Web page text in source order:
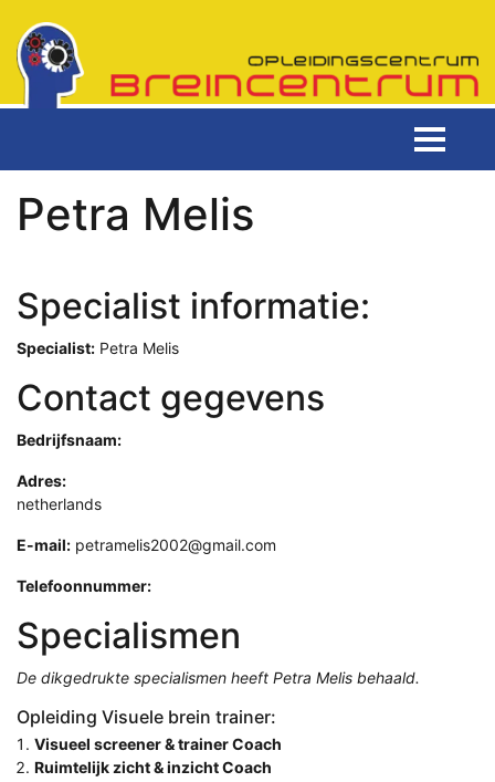
Petra Melis
Specialist informatie:
Specialist: Petra Melis
Contact gegevens
Bedrijfsnaam:
Adres:
netherlands
E-mail: petramelis2002@gmail.com
Telefoonnummer:
Specialismen
De dikgedrukte specialismen heeft Petra Melis behaald.
Opleiding Visuele brein trainer:
Visueel screener & trainer Coach
Ruimtelijk zicht & inzicht Coach